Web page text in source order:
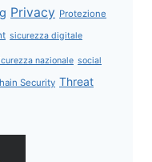
Privacy Protezione
sicurezza digitale
nazionale social
Security Threat